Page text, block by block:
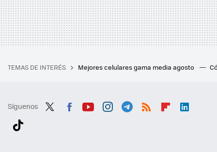
TEMAS DE INTERÉS Mejores celulares gama media agosto
Síguenos